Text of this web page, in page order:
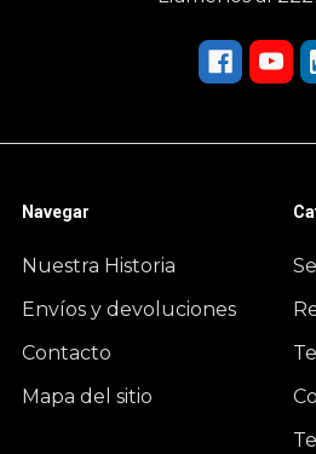
Navegar
Nuestra Historia
Envíos y devoluciones
Contacto
Mapa del sitio